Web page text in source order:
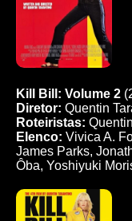
Kill Bill: Volume 2
Diretor: Quentin
Roteiristas:
Elenco: Vivica A.
James Parks,
Ôba, Yoshiyuki